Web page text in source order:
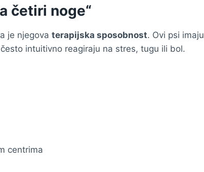
četiri noge“
je njegova terapijska sposobnost. Ovi psi imaju
intuitivno reagiraju na stres, tugu ili bol.
centrima